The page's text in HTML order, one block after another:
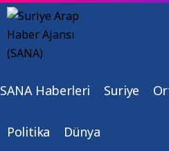
SANA Haberleri Suriye
Politika Dünya